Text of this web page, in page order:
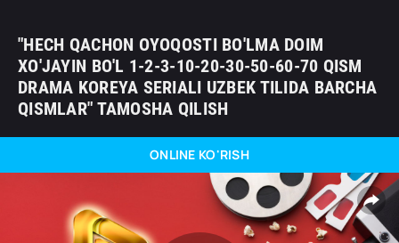
"HECH QACHON OYOQOSTI BO'LMA DOIM
XO'JAYIN BO'L 1-2-3-10-20-30-50-60-70 QISM
DRAMA KOREYA SERIALI UZBEK TILIDA BARCHA
QISMLAR" TAMOSHA QILISH
ONLINE KO'RISH